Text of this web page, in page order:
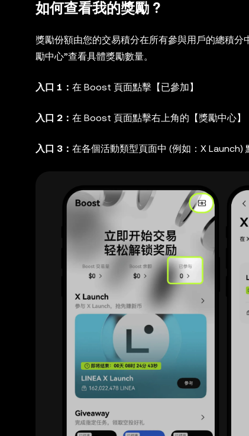
如何查看我的獎勵 ?
獎勵份額由您的交易積分在所有參與用戶的總積
勵中心”查看具體獎勵數量。
入口 1： 在 Boost 頁面點擊【已參加】
入口 2： 在 Boost 頁面點擊右上角的【獎勵中心】
入口 3： 在各個活動類型頁面中 (例如：X Launch)